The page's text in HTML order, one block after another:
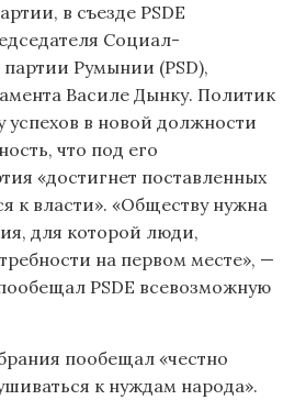
в съезде PSDE
Социал-
Румынии (PSD),
Василе Дынку. Политик
успехов в новой должности
что под его
«достигнет поставленных
к власти». «Обществу нужна
для которой люди,
на первом месте», —
PSDE всевозможную
пообещал «честно
к нуждам народа».